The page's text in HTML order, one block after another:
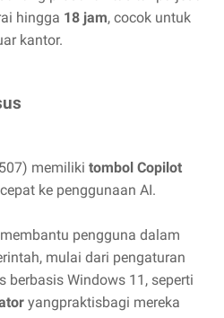
hingga 18 jam, cocok untuk
kantor.
memiliki tombol Copilot
ke penggunaan AI.
pengguna dalam
mulai dari pengaturan
berbasis Windows 11, seperti
yangpraktisbagi mereka